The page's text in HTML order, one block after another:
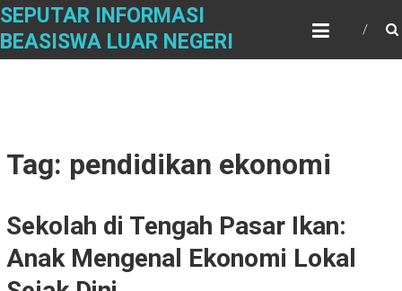
Skip
content
SEPUTAR INFORMASI
BEASISWA LUAR NEGERI
Tag: pendidikan ekonomi
Sekolah di Tengah Pasar Ikan:
Anak Mengenal Ekonomi Lokal